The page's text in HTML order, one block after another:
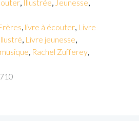
, Illustrée, Jeunesse,
, livre à écouter, Livre
, Livre jeunesse,
musique, Rachel Zufferey,